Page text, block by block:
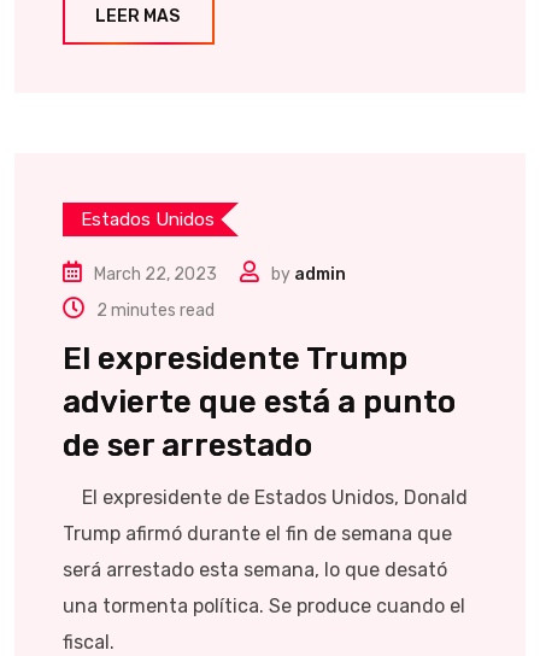
LEER MAS
Estados Unidos
March 22, 2023 by admin
2 minutes read
El expresidente Trump
advierte que está a punto
de ser arrestado
El expresidente de Estados Unidos, Donald
Trump afirmó durante el fin de semana que
será arrestado esta semana, lo que desató
una tormenta política. Se produce cuando el
fiscal.